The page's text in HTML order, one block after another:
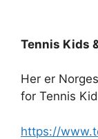
Tennis Kids
Her er
for Tennis
https://